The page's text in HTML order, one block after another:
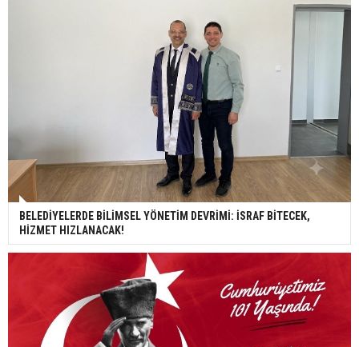
BELEDİYELERDE BİLİMSEL YÖNETİM DEVRİMİ: İSRAF BİTECEK,
HİZMET HIZLANACAK!